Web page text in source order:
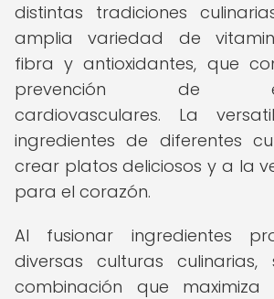
distintas tradiciones
amplia variedad de
fibra y antioxidantes, que
prevención de
cardiovasculares. La
ingredientes de diferentes
crear platos deliciosos y a la
para el corazón.
Al fusionar ingredientes
diversas culturas
combinación que maximiza